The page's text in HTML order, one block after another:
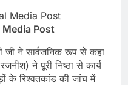
Media Post
जी ने सार्वजनिक रूप से कहा
ने पूरी निष्ठा से कार्य
के रिश्वतकांड की जांच में